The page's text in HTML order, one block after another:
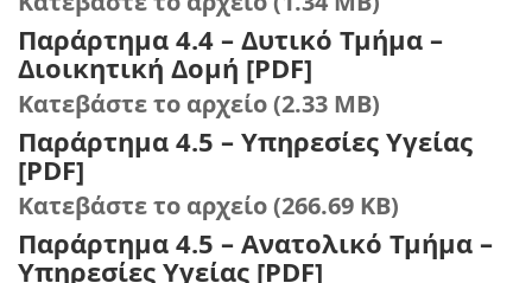
Παράρτημα 4.4 – Δυτικό Τμήμα –
Διοικητική Δομή [PDF]
Κατεβάστε το αρχείο (2.33 MB)
Παράρτημα 4.5 – Υπηρεσίες Υγείας
[PDF]
Κατεβάστε το αρχείο (266.69 KB)
Παράρτημα 4.5 – Ανατολικό Τμήμα –
Υπηρεσίες Υγείας [PDF]